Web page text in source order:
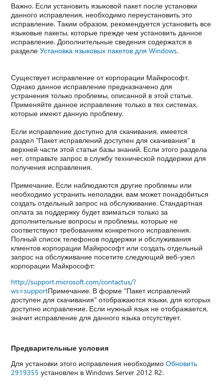
Важно. Если установить языковой пакет после установки
данного исправления, необходимо переустановить это
исправление. Таким образом, рекомендуется установить все
языковые пакеты, которые прежде чем установить данное
исправление. Дополнительные сведения содержатся в
разделеУстановка языковых пакетов для Windows.
Существует исправление от корпорации Майкрософт.
Однако данное исправление предназначено для
устранения только проблемы, описанной в этой статье.
Применяйте данное исправление только в тех системах,
которые имеют данную проблему.
Если исправление доступно для скачивания, имеется
раздел "Пакет исправлений доступен для скачивания" в
верхней части этой статьи базы знаний. Если этого раздела
нет, отправьте запрос в службу технической поддержки для
получения исправления.
Примечание. Если наблюдаются другие проблемы или
необходимо устранить неполадки, вам может понадобиться
создать отдельный запрос на обслуживание. Стандартная
оплата за поддержку будет взиматься только за
дополнительные вопросы и проблемы, которые не
соответствуют требованиям конкретного исправления.
Полный список телефонов поддержки и обслуживания
клиентов корпорации Майкрософт или создать отдельный
запрос на обслуживание посетите следующий веб-узел
корпорации Майкрософт:
http://support.microsoft.com/contactus/?
ws=supportПримечание. В форме "Пакет исправлений
доступен для скачивания" отображаются языки, для которых
доступно исправление. Если нужный язык не отображается,
значит исправление для данного языка отсутствует.
Предварительные условия
Для установки этого исправления необходимоОбновить
2919355 установлен в Windows Server 2012 R2.